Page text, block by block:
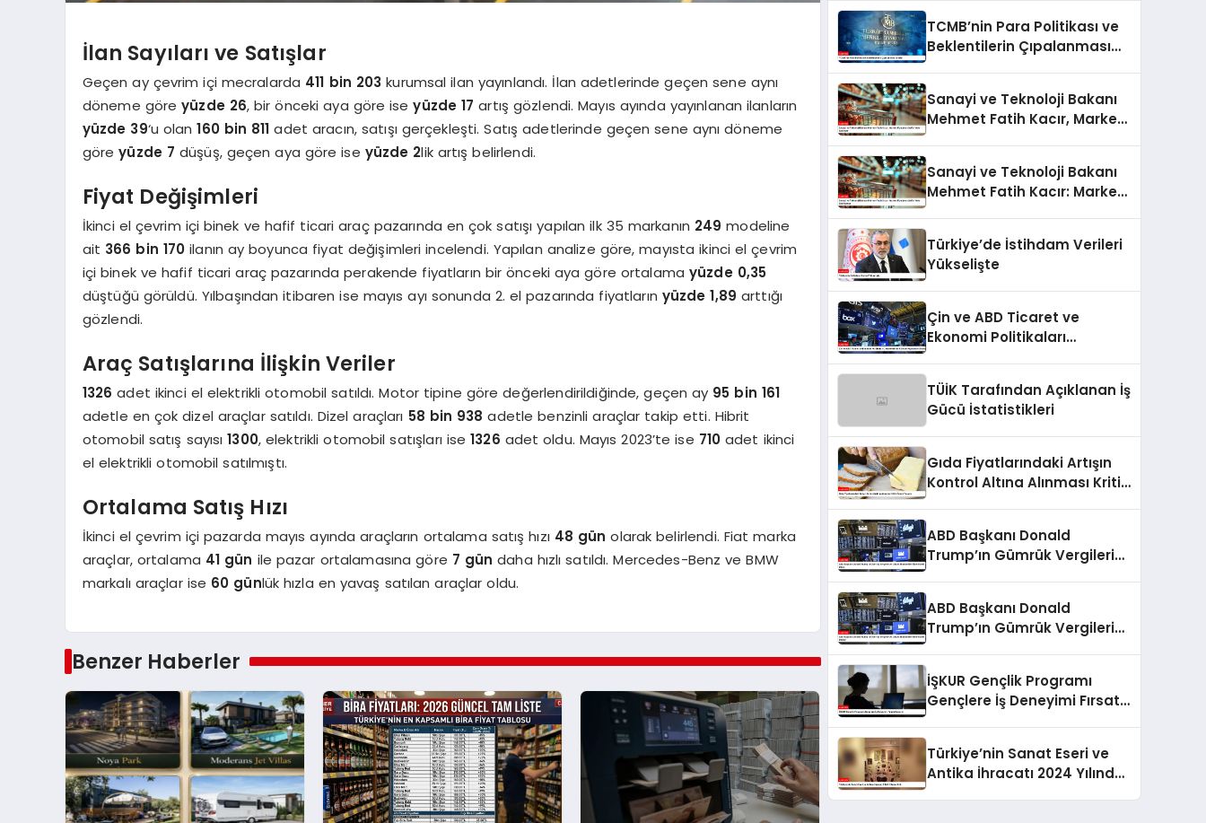
İlan Sayıları ve Satışlar
Geçen ay çevrim içi mecralarda 411 bin 203 kurumsal ilan yayınlandı. İlan adetlerinde geçen sene aynı
döneme göreyüzde 26, bir önceki aya göre iseyüzde 17 artış gözlendi. Mayıs ayında yayınlanan ilanların
yüzde 39‘u olan160 bin 811 adet aracın, satışı gerçekleşti. Satış adetlerinde geçen sene aynı döneme
göreyüzde 7 düşüş, geçen aya göre ise yüzde 2lik artış belirlendi.
Fiyat Değişimleri
İkinci el çevrim içi binek ve hafif ticari araç pazarında en çok satışı yapılan ilk 35 markanın 249 modeline
ait 366 bin 170 ilanın ay boyunca fiyat değişimleri incelendi. Yapılan analize göre, mayısta ikinci el çevrim
içi binek ve hafif ticari araç pazarında perakende fiyatların bir önceki aya göre ortalama yüzde 0,35
düştüğü görüldü. Yılbaşından itibaren ise mayıs ayı sonunda 2. el pazarında fiyatların yüzde 1,89 arttığı
gözlendi.
Araç Satışlarına İlişkin Veriler
1326 adet ikinci el elektrikli otomobil satıldı. Motor tipine göre değerlendirildiğinde, geçen ay 95 bin 161
adetle en çok dizel araçlar satıldı. Dizel araçları 58 bin 938 adetle benzinli araçlar takip etti. Hibrit
otomobil satış sayısı1300, elektrikli otomobil satışları ise1326 adet oldu. Mayıs 2023’te ise 710 adet ikinci
el elektrikli otomobil satılmıştı.
Ortalama Satış Hızı
İkinci el çevrim içi pazarda mayıs ayında araçların ortalama satış hızı 48 gün olarak belirlendi. Fiat marka
araçlar, ortalama 41 gün ile pazar ortalamasına göre 7 gün daha hızlı satıldı. Mercedes-Benz ve BMW
markalı araçlar ise 60 günlük hızla en yavaş satılan araçlar oldu.
Benzer Haberler
TCMB’nin Para Politikası ve
Beklentilerin Çıpalanması
Sanayi ve Teknoloji Bakanı
Mehmet Fatih Kacır, Market
Sanayi ve Teknoloji Bakanı
Mehmet Fatih Kacır: Market
Türkiye’de İstihdam Verileri
Yükselişte
Çin ve ABD Ticaret ve
Ekonomi Politikaları
TÜİK Tarafından Açıklanan İş
Gücü İstatistikleri
Gıda Fiyatlarındaki Artışın
Kontrol Altına Alınması Kritik
ABD Başkanı Donald
Trump’ın Gümrük Vergileri
ABD Başkanı Donald
Trump’ın Gümrük Vergileri
İŞKUR Gençlik Programı
Gençlere İş Deneyimi Fırsatı
Türkiye’nin Sanat Eseri ve
Antika İhracatı 2024 Yılında